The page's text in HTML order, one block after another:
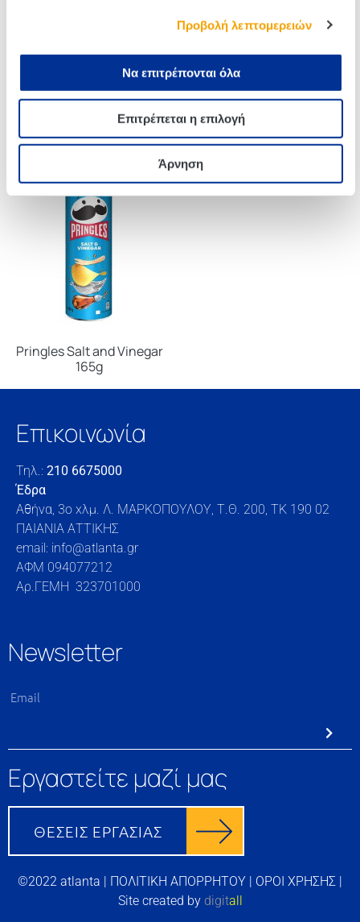
Προβολή λεπτομερειών
Να επιτρέπονται όλα
Επιτρέπεται η επιλογή
Άρνηση
Pringles Paprika 165g
Pringles Smokey Bacon
Pringles Salt and Vinegar
165g
Επικοινωνία
Τηλ.: 210 6675000
Έδρα
Αθήνα, 3o xλμ. Λ. ΜΑΡΚΟΠΟΥΛΟΥ, Τ.Θ. 200, TK 190 02
ΠΑΙΑΝΙΑ ΑΤΤΙΚΗΣ
email: info@atlanta.gr
ΑΦΜ 094077212
Αρ.ΓΕΜΗ 323701000
Newsletter
Εργαστείτε μαζί μας
©2022 atlanta | ΠΟΛΙΤΙΚΗ ΑΠΟΡΡΗΤΟΥ | ΟΡΟΙ ΧΡΗΣΗΣ |
Site created by digitall